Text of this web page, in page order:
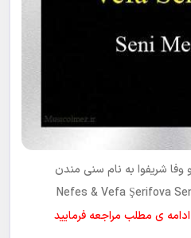
شریفوا به نام سنی مندن
ی مطلب مراجعه فرمایید